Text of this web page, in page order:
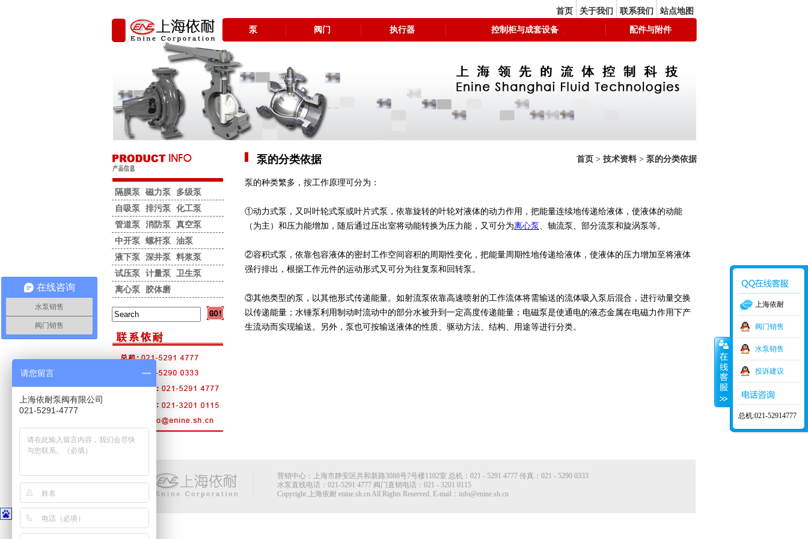
首页 关于我们 联系我们 站点地图
泵 阀门 执行器 控制柜与成套设备 配件与附件
首页> 技术资料> 泵的分类依据
泵的分类依据
泵的种类繁多，按工作原理可分为：
①动力式泵，又叫叶轮式泵或叶片式泵，依靠旋转的叶轮对液体的动力作用，把能量连续地传递给液体，使液体的动能
（为主）和压力能增加，随后通过压出室将动能转换为压力能，又可分为离心泵 、轴流泵、部分流泵和旋涡泵等。
②容积式泵，依靠包容液体的密封工作空间容积的周期性变化，把能量周期性地传递给液体，使液体的压力增加至将液体
强行排出，根据工作元件的运动形式又可分为往复泵和回转泵。
③其他类型的泵，以其他形式传递能量。如射流泵依靠高速喷射的工作流体将需输送的流体吸入泵后混合，进行动量交换
以传递能量；水锤泵利用制动时流动中的部分水被升到一定高度传递能量；电磁泵是使通电的液态金属在电磁力作用下产
生流动而实现输送。另外，泵也可按输送液体的性质、驱动方法、结构、用途等进行分类。
隔膜泵 磁力泵
多级泵
自吸泵
排污泵
化工泵
管道泵
消防泵
真空泵
中开泵
螺杆泵
油泵
液下泵
深井泵
料浆泵
试压泵
计量泵
卫生泵
离心泵
胶体磨
营销中心：上海市静安区共和新路3088号7号楼1102室 总机：021 - 5291 4777 传真：021 - 5290 0333
水泵直线电话：021-5291 4777 阀门直销电话：021 - 3201 0115
Copyright 上海依耐 enine.sh.cn All Rights Reserved. E-mail：info@enine.sh.cn
上海依耐
阀门销售
水泵销售
投诉建议
总机:021-52914777
在线咨询
水泵销售
阀门销售
请您留言
上海依耐泵阀有限公司
021-5291-4777